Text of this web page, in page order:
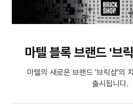
마텔 블록 브랜드 '브
마텔의 새로운 브랜드 '브릭샵'의
출시됩니다.